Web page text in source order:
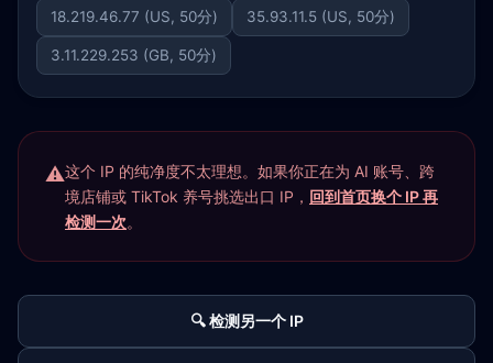
18.219.46.77 (US, 50分) 35.93.11.5 (US, 50分)
3.11.229.253 (GB, 50分)
这个 IP 的纯净度不太理想。如果你正在为 AI 账号、跨
境店铺或 TikTok 养号挑选出口 IP， 回到首页换个 IP 再
检测一次。
🔍 检测另一个 IP